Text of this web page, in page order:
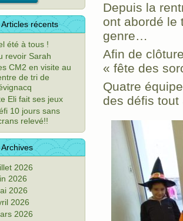
Articles récents
été à tous !
revoir Sarah
CM2 en visite au
de tri de
Eli fait ses jeux
10 jours sans
relevé!!
Archives
2026
2026
2026
2026
2026
Depuis la
ont abordé le
genre…
Afin de
« fête des
Quatre
des défis